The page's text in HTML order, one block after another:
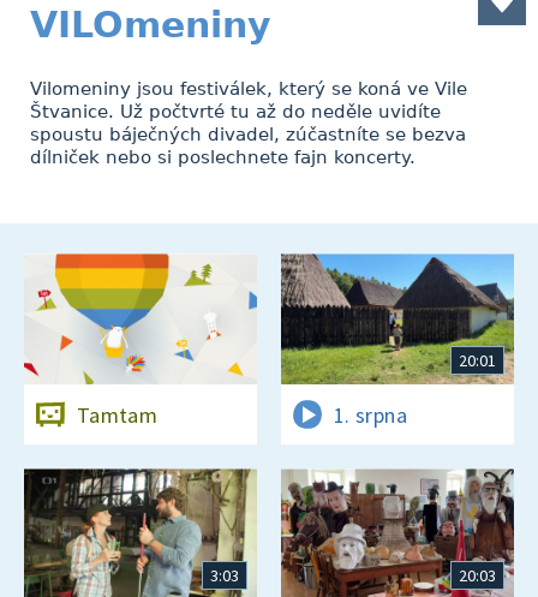
VILOmeniny
Vilomeniny jsou festiválek, který se koná ve Vile
Štvanice. Už počtvrté tu až do neděle uvidíte
spoustu báječných divadel, zúčastníte se bezva
dílniček nebo si poslechnete fajn koncerty.
Tamtam
20:01
1. srpna
3:03 20:03